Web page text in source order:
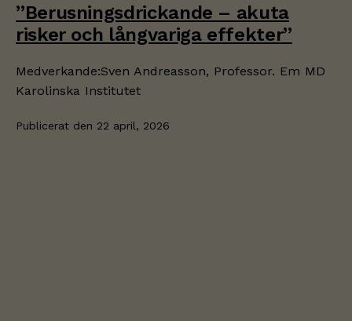
”Berusningsdrickande – akuta
risker och långvariga effekter”
Medverkande:Sven Andreasson, Professor. Em MD
Karolinska Institutet
Publicerat den 22 april, 2026